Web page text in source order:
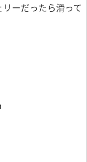
ーだったら滑って